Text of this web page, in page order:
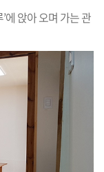
에 앉아 오며 가는 관